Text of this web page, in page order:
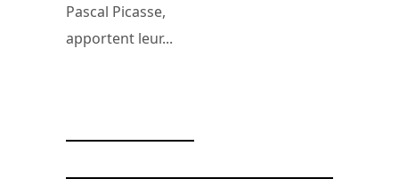
Pascal Picasse,
apportent leur...